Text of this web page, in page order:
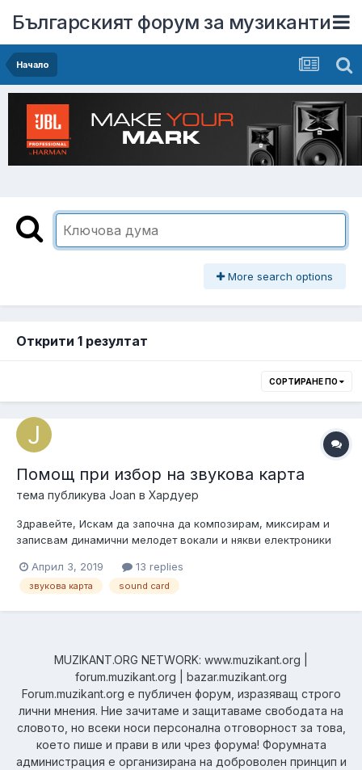
Българският форум за музиканти
Начало
More search options
Открити 1 резултат
СОРТИРАНЕ ПО
Помощ при избор на звукова карта
тема публикува Joan в Хардуер
Здравейте, Искам да започна да композирам, миксирам и
записвам динамични мелодет вокали и някви електроники
Накратко искам да започна да правя музика. Съвартиранта
ми разрешава да му ползвам част от техниката, която
Април 3, 2019 13 replies
звукова карта sound card
MUZIKANT.ORG NETWORK: www.muzikant.org |
forum.muzikant.org | bazar.muzikant.org
Forum.muzikant.org е публичен форум, изразяващ строго
лични мнения. Ние зачитаме и защитаваме свободата на
словото, но всеки носи персонална отговорност за това,
което пише и прави в или чрез форума! Форумната
администрация е организирана на доброволен принцип и